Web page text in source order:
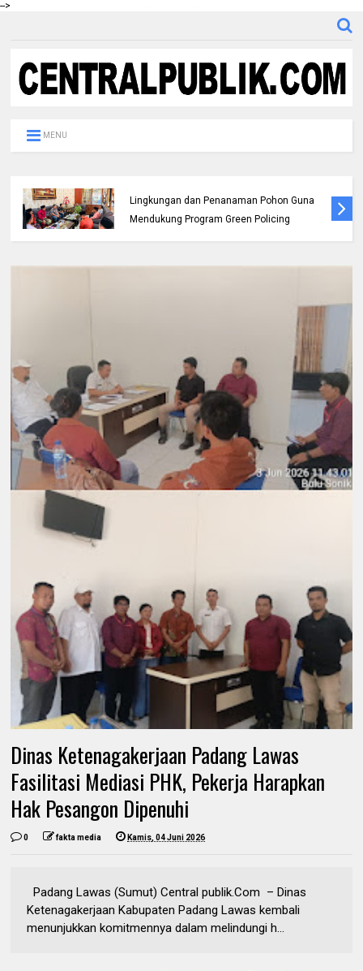
-->
MENU
Lingkungan dan Penanaman Pohon Guna
Mendukung Program Green Policing
Dinas Ketenagakerjaan Padang Lawas
Fasilitasi Mediasi PHK, Pekerja Harapkan
Hak Pesangon Dipenuhi
0 fakta media Kamis, 04 Juni 2026
Padang Lawas (Sumut) Central publik.Com – Dinas
Ketenagakerjaan Kabupaten Padang Lawas kembali
menunjukkan komitmennya dalam melindungi h...